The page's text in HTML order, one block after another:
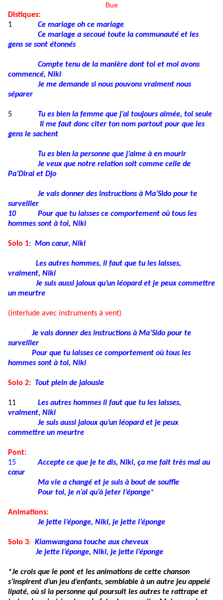
Bue
Distiques:
1
Ce mariage oh ce mariage
Ce mariage a secoué toute la communauté et les
gens se sont étonnés
Compte tenu de la manière dont toi et moi avons
commencé, Niki
Je me demande si nous pouvons vraiment nous
séparer
5
Tu es bien la femme que j’ai toujours aimée, toi seule
Il me faut donc citer ton nom partout pour que les
gens le sachent
Tu es bien la personne que j’aime à en mourir
Je veux que notre relation soit comme celle de
Pa’Dirai et Djo
Je vais donner des instructions à Ma’Sido pour te
surveiller
10
Pour que tu laisses ce comportement où tous les
hommes sont à toi, Niki
Solo 1: Mon cœur, Niki
Les autres hommes, il faut que tu les laisses,
vraiment, Niki
Je suis aussi jaloux qu’un léopard et je peux commettre
un meurtre
(interlude avec instruments à vent)
Je vais donner des instructions à Ma’Sido pour te
surveiller
Pour que tu laisses ce comportement où tous les
hommes sont à toi, Niki
Solo 2: Tout plein de jalousie
11
Les autres hommes il faut que tu les laisses,
vraiment, Niki
Je suis aussi jaloux qu’un léopard et je peux
commettre un meurtre
Pont:
15
Accepte ce que je te dis, Niki, ça me fait très mal au
cœur
Ma vie a changé et je suis à bout de souffle
Pour toi, je n’ai qu’à jeter l’éponge*
Animations:
Je jette l’éponge, Niki, je jette l’éponge
Solo 3: Kiamwangana touche aux cheveux
Je jette l’éponge, Niki, je jette l’éponge
*Je crois que le pont et les animations de cette chanson
s’inspirent d’un jeu d’enfants, semblable à un autre jeu appelé
lipaté, où si la personne qui poursuit les autres te rattrape et